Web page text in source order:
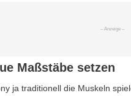
Maßstäbe setzen
ja traditionell die Muskeln